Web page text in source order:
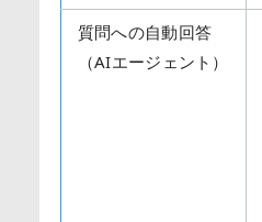
質問への自動回答
（AIエージェント）